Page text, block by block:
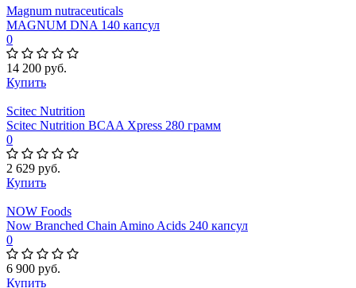
Magnum nutraceuticals
MAGNUM DNA 140 капсул
0
14 200 руб.
Купить
Scitec Nutrition
Scitec Nutrition BCAA Xpress 280 грамм
0
2 629 руб.
Купить
NOW Foods
Now Branched Chain Amino Acids 240 капсул
0
6 900 руб.
Купить